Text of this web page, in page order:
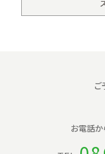
ご
お電話か